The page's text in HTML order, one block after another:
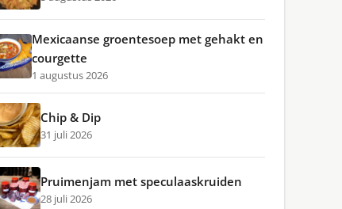
Mexicaanse groentesoep met gehakt en
courgette
1 augustus 2026
Chip & Dip
31 juli 2026
Pruimenjam met speculaaskruiden
28 juli 2026